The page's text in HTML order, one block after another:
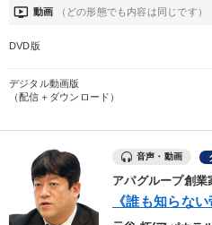
ondemand_video 動画 （どの形態でも内容は同じです）
DVD版
デジタル動画版
（配信＋ダウンロード）
音声・動画
アパグループ創業
《誰も知らない